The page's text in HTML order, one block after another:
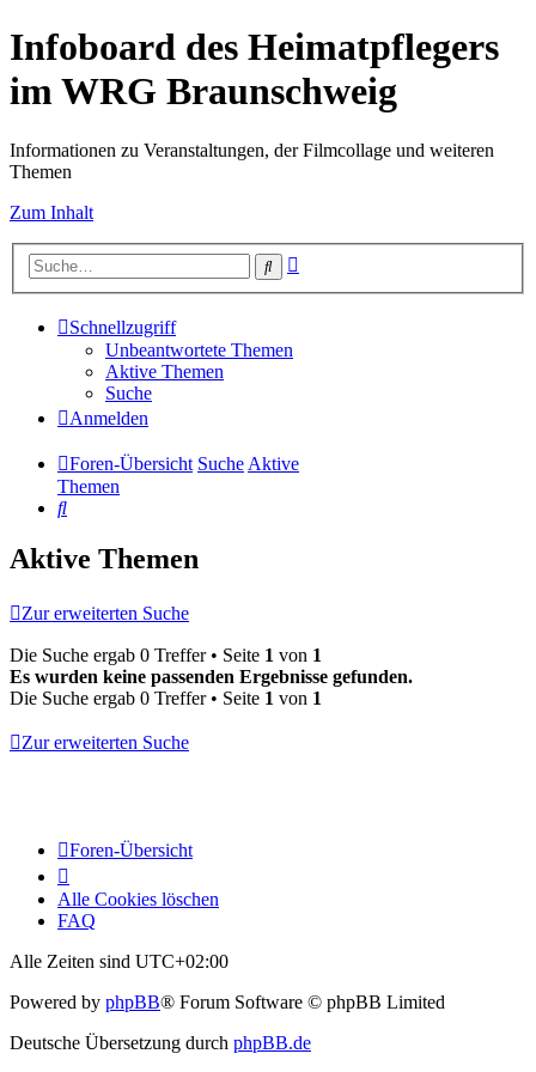
Infoboard des Heimatpflegers
im WRG Braunschweig
Informationen zu Veranstaltungen, der Filmcollage und weiteren
Themen
Zum Inhalt
Suche
Schnellzugriff
Unbeantwortete Themen
Aktive Themen
Suche
Anmelden
Foren-Übersicht SucheAktive
Themen
Suche
Aktive Themen
Zur erweiterten Suche
Die Suche ergab 0 Treffer • Seite 1 von 1
Es wurden keine passenden Ergebnisse gefunden.
Die Suche ergab 0 Treffer • Seite 1 von 1
Zur erweiterten Suche
Foren-Übersicht
Alle Cookies löschen
FAQ
Alle Zeiten sind UTC+02:00
Powered by phpBB® Forum Software © phpBB Limited
Deutsche Übersetzung durch phpBB.de